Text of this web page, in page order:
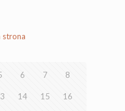
strona
6 7 8
14 15 16